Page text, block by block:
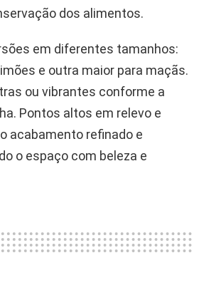
dos alimentos.
em diferentes tamanhos:
e outra maior para maçãs.
ou vibrantes conforme a
Pontos altos em relevo e
acabamento refinado e
o espaço com beleza e